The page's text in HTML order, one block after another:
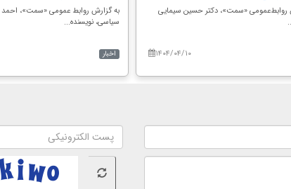
به گزارش روابط عمومی «سمت»، احمد
سیاسی، نویسنده...
اخبار
روابط‌عمومی «سمت»، دکتر حسین سیمایی
۱۴۰۴/۰۴/۱۰